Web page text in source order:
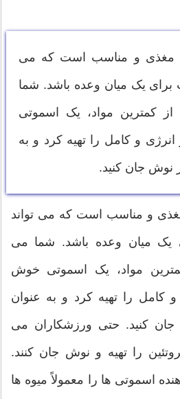
مغذی و مناسب است که می
برای یک میان وعده باشد. شما
از کمترین مواد، یک اسموتی
و کامل را تهیه کرد و به
نوش جان کنید.
و مناسب است که می تواند
یک میان وعده باشد. شما می
کمترین مواد، یک اسموتی خوش
کامل را تهیه کرد و به عنوان
کنید. حتی ورزشکاران می
را تهیه و نوش جان کنند.
اسموتی ها را معمولاً میوه ها